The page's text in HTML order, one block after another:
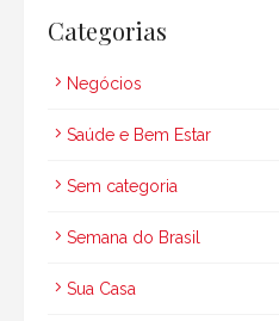
Categorias
Negócios
Saúde e Bem Estar
Sem categoria
Semana do Brasil
Sua Casa